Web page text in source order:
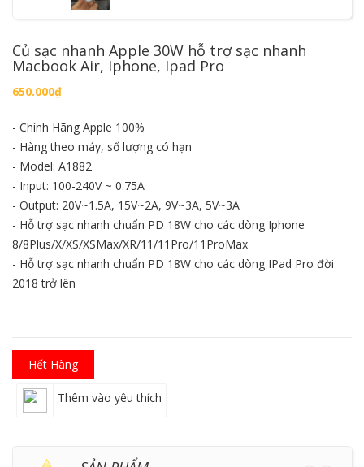
Củ sạc nhanh Apple 30W hỗ trợ sạc nhanh
Macbook Air, Iphone, Ipad Pro
650.000₫
- Chính Hãng Apple 100%
- Hàng theo máy, số lượng có hạn
- Model: A1882
- Input: 100-240V ~ 0.75A
- Output: 20V~1.5A, 15V~2A, 9V~3A, 5V~3A
- Hỗ trợ sạc nhanh chuẩn PD 18W cho các dòng Iphone
8/8Plus/X/XS/XSMax/XR/11/11Pro/11ProMax
- Hỗ trợ sạc nhanh chuẩn PD 18W cho các dòng IPad Pro đời
2018 trở lên
Hết Hàng
Thêm vào yêu thích